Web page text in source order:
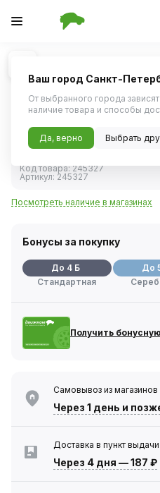
1/1
Бумага
15отв.) P 500 (VX-
Код товара:245327
Артикул: 245327
Посмотреть наличие в магазинах
Бонусы за покупку
До 4 Б
Стандартная
До
Получить
Самовывоз из магазинов
Через 1 день и
Доставка в пункт выдачи
Через 4 дня —187 ₽
Ваш город Санкт-
От выбранного города
наличие товара и способы
Да, верно Выбрать